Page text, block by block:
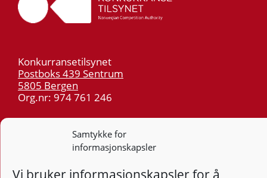
Samtykke for
informasjonskapsler
Vi bruker informasjonskapsler for å
Konkurransetilsynet
Postboks 439 Sentrum
5805 Bergen
Org.nr: 974 761 246
55 59 75 00
post@kt.no